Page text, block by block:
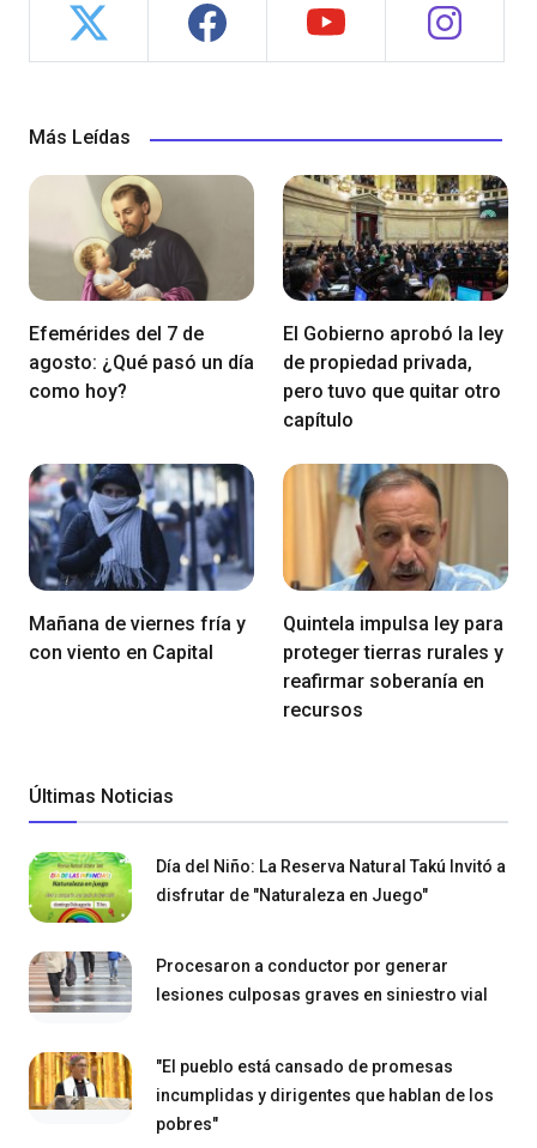
Más Leídas
Efemérides del 7 de
agosto: ¿Qué pasó un día
como hoy?
El Gobierno aprobó la ley
de propiedad privada,
pero tuvo que quitar otro
capítulo
Mañana de viernes fría y
con viento en Capital
Quintela impulsa ley para
proteger tierras rurales y
reafirmar soberanía en
recursos
Últimas Noticias
Día del Niño: La Reserva Natural Takú Invitó a
disfrutar de "Naturaleza en Juego"
Procesaron a conductor por generar
lesiones culposas graves en siniestro vial
"El pueblo está cansado de promesas
incumplidas y dirigentes que hablan de los
pobres"